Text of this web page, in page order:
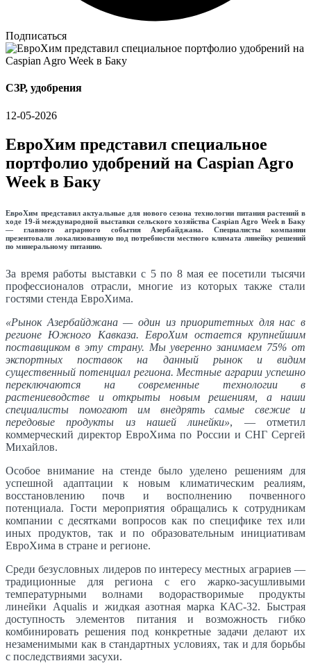
Подписаться
СЗР, удобрения
12-05-2026
ЕвроХим представил специальное
портфолио удобрений на Caspian Agro
Week в Баку
ЕвроХим представил актуальные для нового сезона технологии питания растений в
ходе 19-й международной выставки сельского хозяйства Caspian Agro Week в Баку
— главного аграрного события Азербайджана. Специалисты компании
презентовали локализованную под потребности местного климата линейку решений
по минеральному питанию.
За время работы выставки с 5 по 8 мая ее посетили тысячи
профессионалов отрасли, многие из которых также стали
гостями стенда ЕвроХима.
«Рынок Азербайджана — один из приоритетных для нас в
регионе Южного Кавказа. ЕвроХим остается крупнейшим
поставщиком в эту страну. Мы уверенно занимаем 75% от
экспортных поставок на данный рынок и видим
существенный потенциал региона. Местные аграрии успешно
переключаются на современные технологии в
растениеводстве и открыты новым решениям, а наши
специалисты помогают им внедрять самые свежие и
передовые продукты из нашей линейки», — отметил
коммерческий директор ЕвроХима по России и СНГ Сергей
Михайлов.
Особое внимание на стенде было уделено решениям для
успешной адаптации к новым климатическим реалиям,
восстановлению почв и восполнению почвенного
потенциала. Гости мероприятия обращались к сотрудникам
компании с десятками вопросов как по специфике тех или
иных продуктов, так и по образовательным инициативам
ЕвроХима в стране и регионе.
Среди безусловных лидеров по интересу местных аграриев —
традиционные для региона с его жарко-засушливыми
температурными волнами водорастворимые продукты
линейки Aqualis и жидкая азотная марка КАС-32. Быстрая
доступность элементов питания и возможность гибко
комбинировать решения под конкретные задачи делают их
незаменимыми как в стандартных условиях, так и для борьбы
с последствиями засухи.